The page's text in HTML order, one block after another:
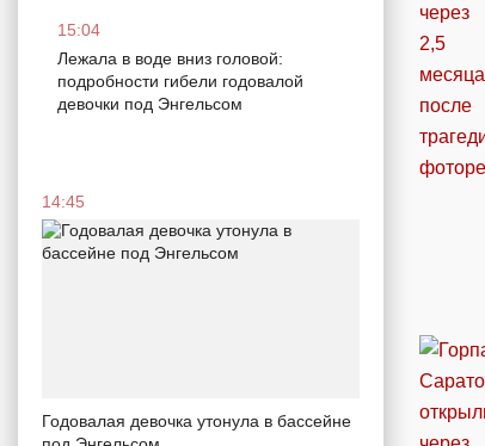
15:04
Лежала в воде вниз головой:
подробности гибели годовалой
девочки под Энгельсом
14:45
Годовалая девочка утонула в бассейне